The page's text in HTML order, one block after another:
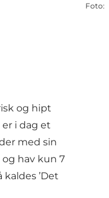
Foto:
og hipt
i dag et
med sin
hav kun 7
’Det